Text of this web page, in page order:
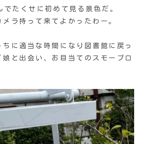
でたくせに初めて見る景色だ。
ラ持って来てよかったわー。
に適当な時間になり図書館に戻っ
と出会い、お目当てのスモーブロ